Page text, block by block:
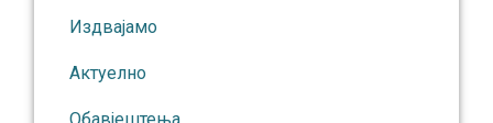
Издвајамо
Актуелно